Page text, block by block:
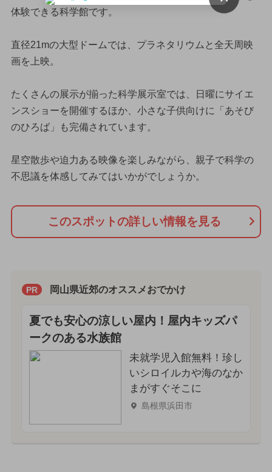
体験できる科学館です。
直径21mの大型ドームでは、プラネタリウムと全天周映
画を上映。
たくさんの展示が揃った科学展示室では、日曜にサイエ
ンスショーを開催するほか、小さな子供向けに「あそび
のひろば」も完備されています。
星空散歩や迫力ある映像を楽しみながら、親子で科学の
不思議を体感してみてはいかがでしょうか。
このスポットの詳しい情報を見る
PR 岡山県近郊のオススメおでかけ
夏でも安心の涼しい屋内！屋内キッズパ
ークのある水族館
未就学児入館無料！珍し
いシロイルカや海のなか
まがすぐそこに
島根県浜田市